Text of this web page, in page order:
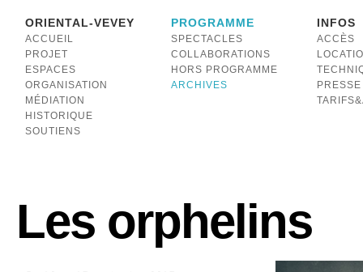
ORIENTAL-VEVEY
ACCUEIL
PROJET
ESPACES
ORGANISATION
MÉDIATION
HISTORIQUE
SOUTIENS
PROGRAMME
SPECTACLES
COLLABORATIONS
HORS PROGRAMME
ARCHIVES
INFOS
ACCÈS
PRESSE
Les orphelins